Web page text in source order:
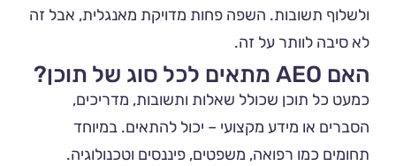
ולשלוף תשובות. השפה פחות מדויקת מאנגלית, אבל זה
לא סיבה לוותר על זה.
האם AEO מתאים לכל סוג של תוכן?
כמעט כל תוכן שכולל שאלות ותשובות, מדריכים,
הסברים או מידע מקצועי – יכול להתאים. במיוחד
תחומים כמו רפואה, משפטים, פיננסים וטכנולוגיה.